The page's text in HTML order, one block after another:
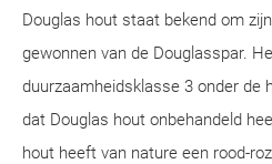
Douglas hout staat bekend om
gewonnen van de Douglasspar.
duurzaamheidsklasse 3 onder de
dat Douglas hout onbehandeld
hout heeft van nature een rood-